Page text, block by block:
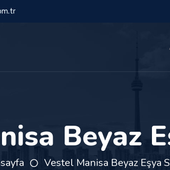
Beyaz
Vestel Manisa Beyaz Eşya